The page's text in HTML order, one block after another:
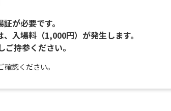
が必要です。
入場料（1,000円）が発生します。
持参ください。
認ください。